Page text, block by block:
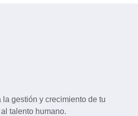
gestión y crecimiento de tu
talento humano.